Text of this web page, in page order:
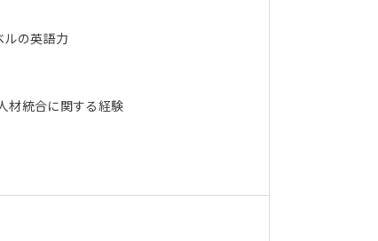
の英語力
材統合に関する経験